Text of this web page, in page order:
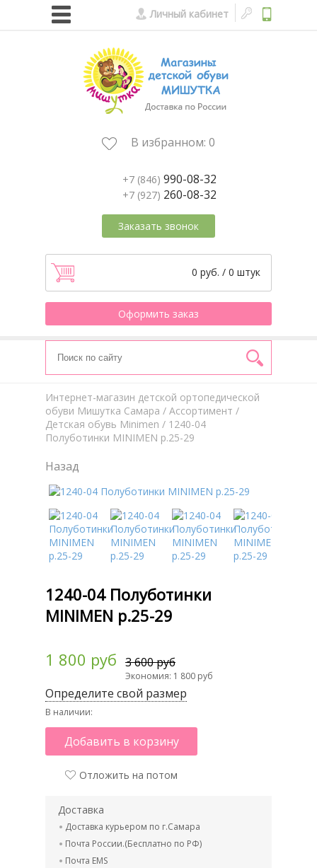
Личный кабинет
В избранном: 0
+7 (846) 990-08-32
+7 (927) 260-08-32
Заказать звонок
0 руб. / 0 штук
Оформить заказ
Интернет-магазин детской ортопедической
обуви Мишутка Самара / Aссортимент /
Детская обувь Minimen / 1240-04
Полуботинки MINIMEN р.25-29
Назад
1240-04 Полуботинки
MINIMEN р.25-29
1 800 руб 3 600 руб
Экономия: 1 800 руб
Определите свой размер
В наличии:
Добавить в корзину
Отложить на потом
Доставка
Доставка курьером по г.Самара
Почта России.(Бесплатно по РФ)
Почта EMS